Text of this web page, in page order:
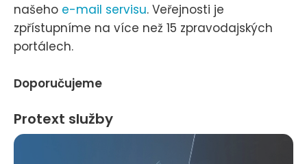
našeho e-mail servisu. Veřejnosti je
zpřístupníme na více než 15 zpravodajských
portálech.
Doporučujeme
Protext služby